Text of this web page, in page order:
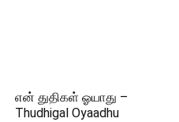
என் துதிகள் ஓயாது –
Thudhigal Oyaadhu